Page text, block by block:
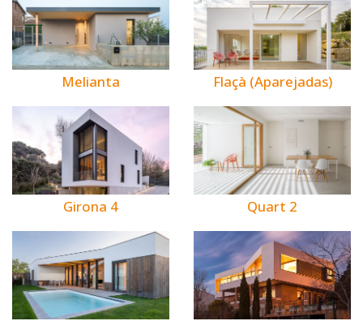
Melianta Flaçà (Aparejadas)
Girona 4 Quart 2